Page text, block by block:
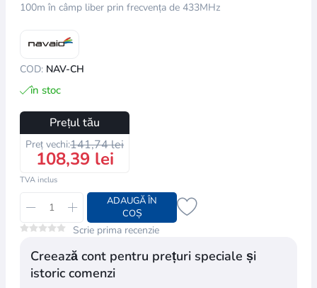
100m în câmp liber prin frecvența de 433MHz
COD: NAV-CH
în stoc
Prețul tău
Preț vechi:141,74 lei
108,39 lei
TVA inclus
ADAUGĂ ÎN
COȘ
Scrie prima recenzie
Creează cont pentru prețuri speciale și
istoric comenzi